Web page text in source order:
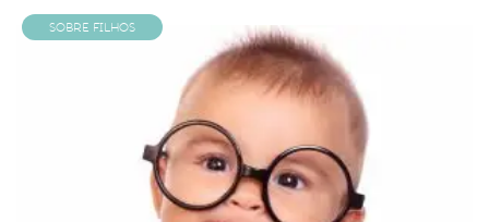
Sobre Filhos